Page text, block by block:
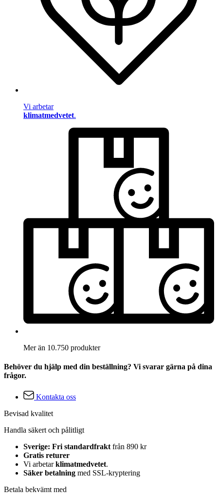
Vi arbetar
klimatmedvetet.
Mer än 10.750 produkter
Behöver du hjälp med din beställning? Vi svarar gärna på dina
frågor.
Kontakta oss
Bevisad kvalitet
Handla säkert och pålitligt
Sverige: Fri standardfrakt från 890 kr
Gratis returer
Vi arbetarklimatmedvetet.
Säker betalning med SSL-kryptering
Betala bekvämt med